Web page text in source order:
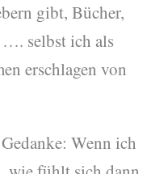
gibt, Bücher,
…. selbst ich als
erschlagen von
Wenn ich